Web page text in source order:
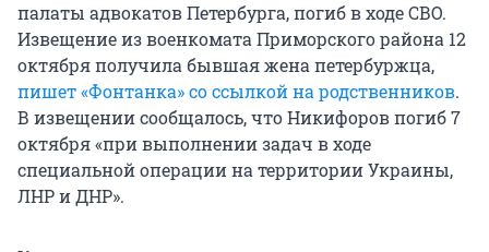
палаты адвокатов Петербурга, погиб в ходе СВО.
Извещение из военкомата Приморского района 12
октября получила бывшая жена петербуржца,
пишет «Фонтанка» со ссылкой на родственников.
В извещении сообщалось, что Никифоров погиб 7
октября «при выполнении задач в ходе
специальной операции на территории Украины,
ЛНР и ДНР».